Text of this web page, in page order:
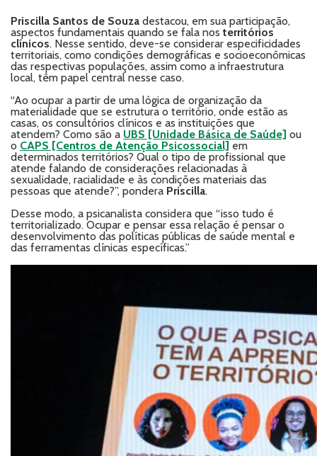
Priscilla Santos de Souza destacou, em sua participação,
aspectos fundamentais quando se fala nos territórios
clínicos. Nesse sentido, deve-se considerar especificidades
territoriais, como condições demográficas e socioeconômicas
das respectivas populações, assim como a infraestrutura
local, têm papel central nesse caso.
“Ao ocupar a partir de uma lógica de organização da
materialidade que se estrutura o território, onde estão as
casas, os consultórios clínicos e as instituições que
atendem? Como são a UBS [Unidade Básica de Saúde] ou
o CAPS [Centros de Atenção Psicossocial] em
determinados territórios? Qual o tipo de profissional que
atende falando de considerações relacionadas à
sexualidade, racialidade e às condições materiais das
pessoas que atende?”, pondera Priscilla.
Desse modo, a psicanalista considera que “isso tudo é
territorializado. Ocupar e pensar essa relação é pensar o
desenvolvimento das políticas públicas de saúde mental e
das ferramentas clínicas específicas.”